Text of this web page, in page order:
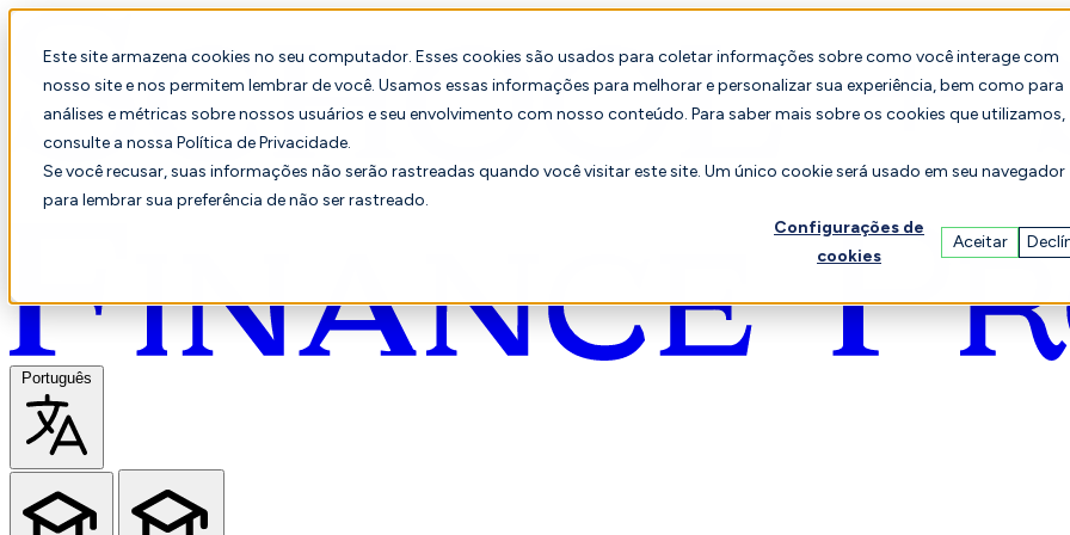
Este site armazena cookies no seu computador. Esses cookies são usados para coletar informações sobre como você interage com
nosso site e nos permitem lembrar de você. Usamos essas informações para melhorar e personalizar sua experiência, bem como para
análises e métricas sobre nossos usuários e seu envolvimento com nosso conteúdo. Para saber mais sobre os cookies que utilizamos,
consulte a nossa Política de Privacidade.
Se você recusar, suas informações não serão rastreadas quando você visitar este site. Um único cookie será usado em seu navegador
para lembrar sua preferência de não ser rastreado.
Configurações de
cookies
Aceitar
Português